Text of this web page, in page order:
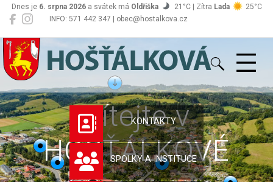
INFO: 571 442 347 | obec@hostalkova.cz
Dnes je 6. srpna 2026a svátek má Oldřiška 21°C | Zítra Lada 25°C
Hošťálková
Vítejte v
HOŠŤÁLKOVÉ
KONTAKTY
SPOLKY A INSTITUCE